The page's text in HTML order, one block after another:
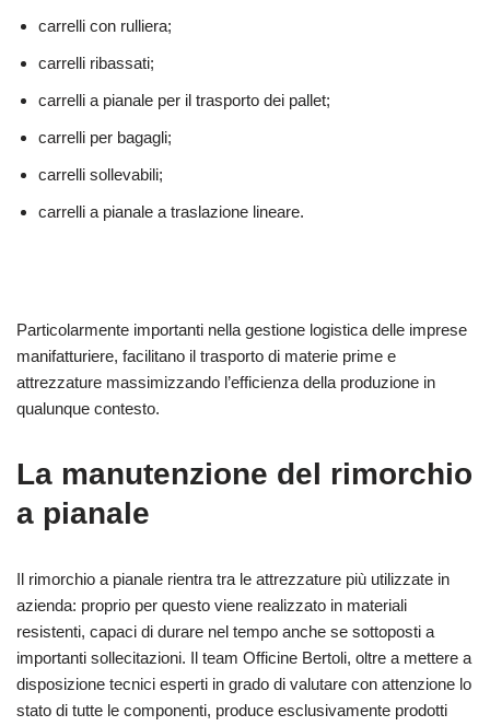
carrelli con rulliera;
carrelli ribassati;
carrelli a pianale per il trasporto dei pallet;
carrelli per bagagli;
carrelli sollevabili;
carrelli a pianale a traslazione lineare.
Particolarmente importanti nella gestione logistica delle imprese
manifatturiere, facilitano il trasporto di materie prime e
attrezzature massimizzando l’efficienza della produzione in
qualunque contesto.
La manutenzione del rimorchio
a pianale
Il rimorchio a pianale rientra tra le attrezzature più utilizzate in
azienda: proprio per questo viene realizzato in materiali
resistenti, capaci di durare nel tempo anche se sottoposti a
importanti sollecitazioni. Il team Officine Bertoli, oltre a mettere a
disposizione tecnici esperti in grado di valutare con attenzione lo
stato di tutte le componenti, produce esclusivamente prodotti